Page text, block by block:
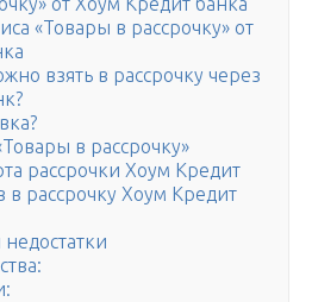
«Товары в рассрочку» от
взять в рассрочку через
в рассрочку»
рассрочки Хоум Кредит
в рассрочку Хоум Кредит